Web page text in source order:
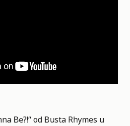
Be?!“ od Busta Rhymes u